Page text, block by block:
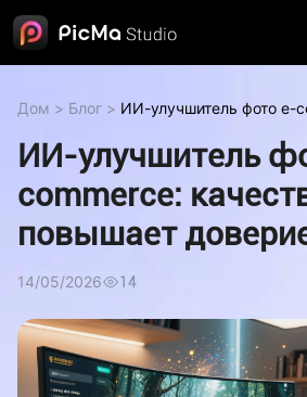
Дом > Блог > ИИ-улучшитель фото e-
ИИ-улучшитель
commerce:
повышает
14/05/2026 14